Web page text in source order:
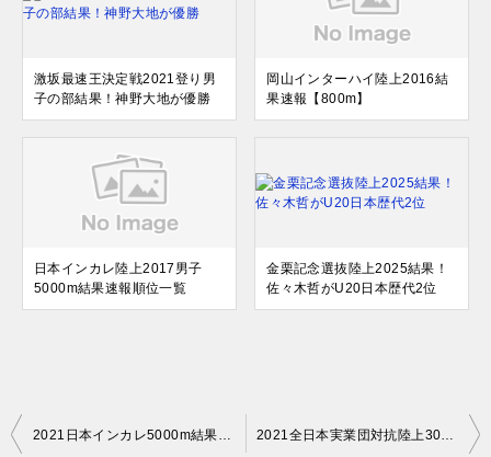
激坂最速王決定戦2021登り男
子の部結果！神野大地が優勝
岡山インターハイ陸上2016結
果速報【800m】
日本インカレ陸上2017男子
5000m結果速報順位一覧
金栗記念選抜陸上2025結果！
佐々木哲がU20日本歴代2位
投